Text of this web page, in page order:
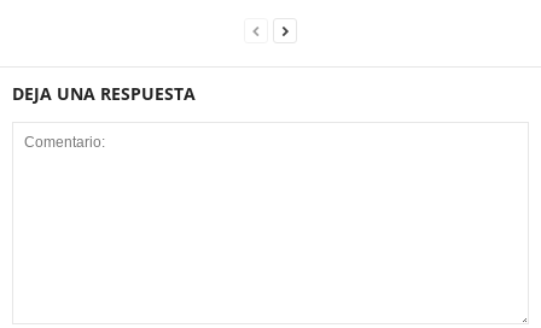
DEJA UNA RESPUESTA